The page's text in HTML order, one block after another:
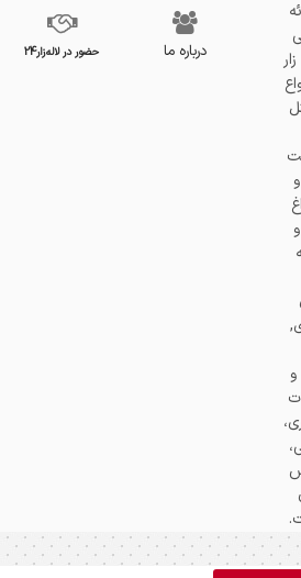
درباره ما حضور در لاله‌زار24